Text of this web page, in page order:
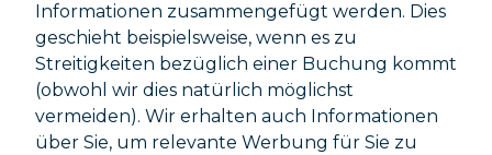
Informationen zusammengefügt werden. Dies
geschieht beispielsweise, wenn es zu
Streitigkeiten bezüglich einer Buchung kommt
(obwohl wir dies natürlich möglichst
vermeiden). Wir erhalten auch Informationen
über Sie, um relevante Werbung für Sie zu